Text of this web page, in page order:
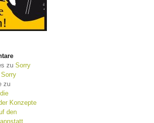
zu Sorry
Sorry
zu
Konzepte
den